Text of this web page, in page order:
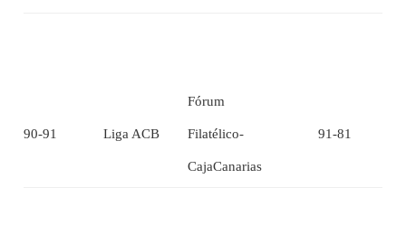
90-91 Liga ACB
Fórum
Filatélico-
CajaCanarias
91-81